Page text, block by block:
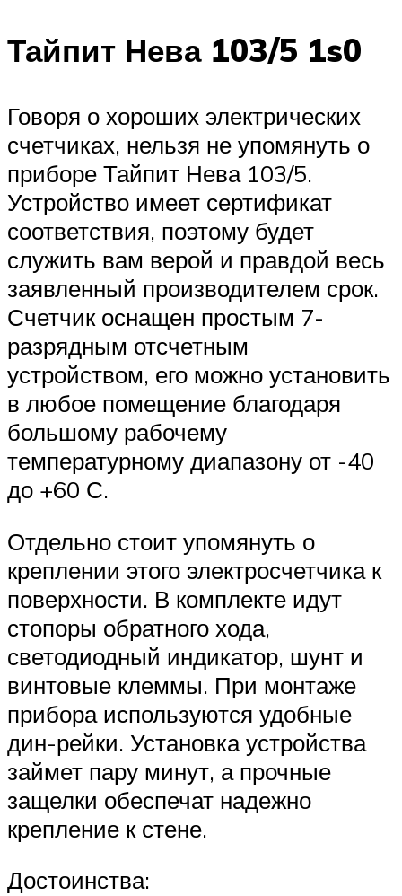
Тайпит Нева 103/5 1s0
Говоря о хороших электрических
счетчиках, нельзя не упомянуть о
приборе Тайпит Нева 103/5.
Устройство имеет сертификат
соответствия, поэтому будет
служить вам верой и правдой весь
заявленный производителем срок.
Счетчик оснащен простым 7-
разрядным отсчетным
устройством, его можно установить
в любое помещение благодаря
большому рабочему
температурному диапазону от -40
до +60 С.
Отдельно стоит упомянуть о
креплении этого электросчетчика к
поверхности. В комплекте идут
стопоры обратного хода,
светодиодный индикатор, шунт и
винтовые клеммы. При монтаже
прибора используются удобные
дин-рейки. Установка устройства
займет пару минут, а прочные
защелки обеспечат надежно
крепление к стене.
Достоинства: